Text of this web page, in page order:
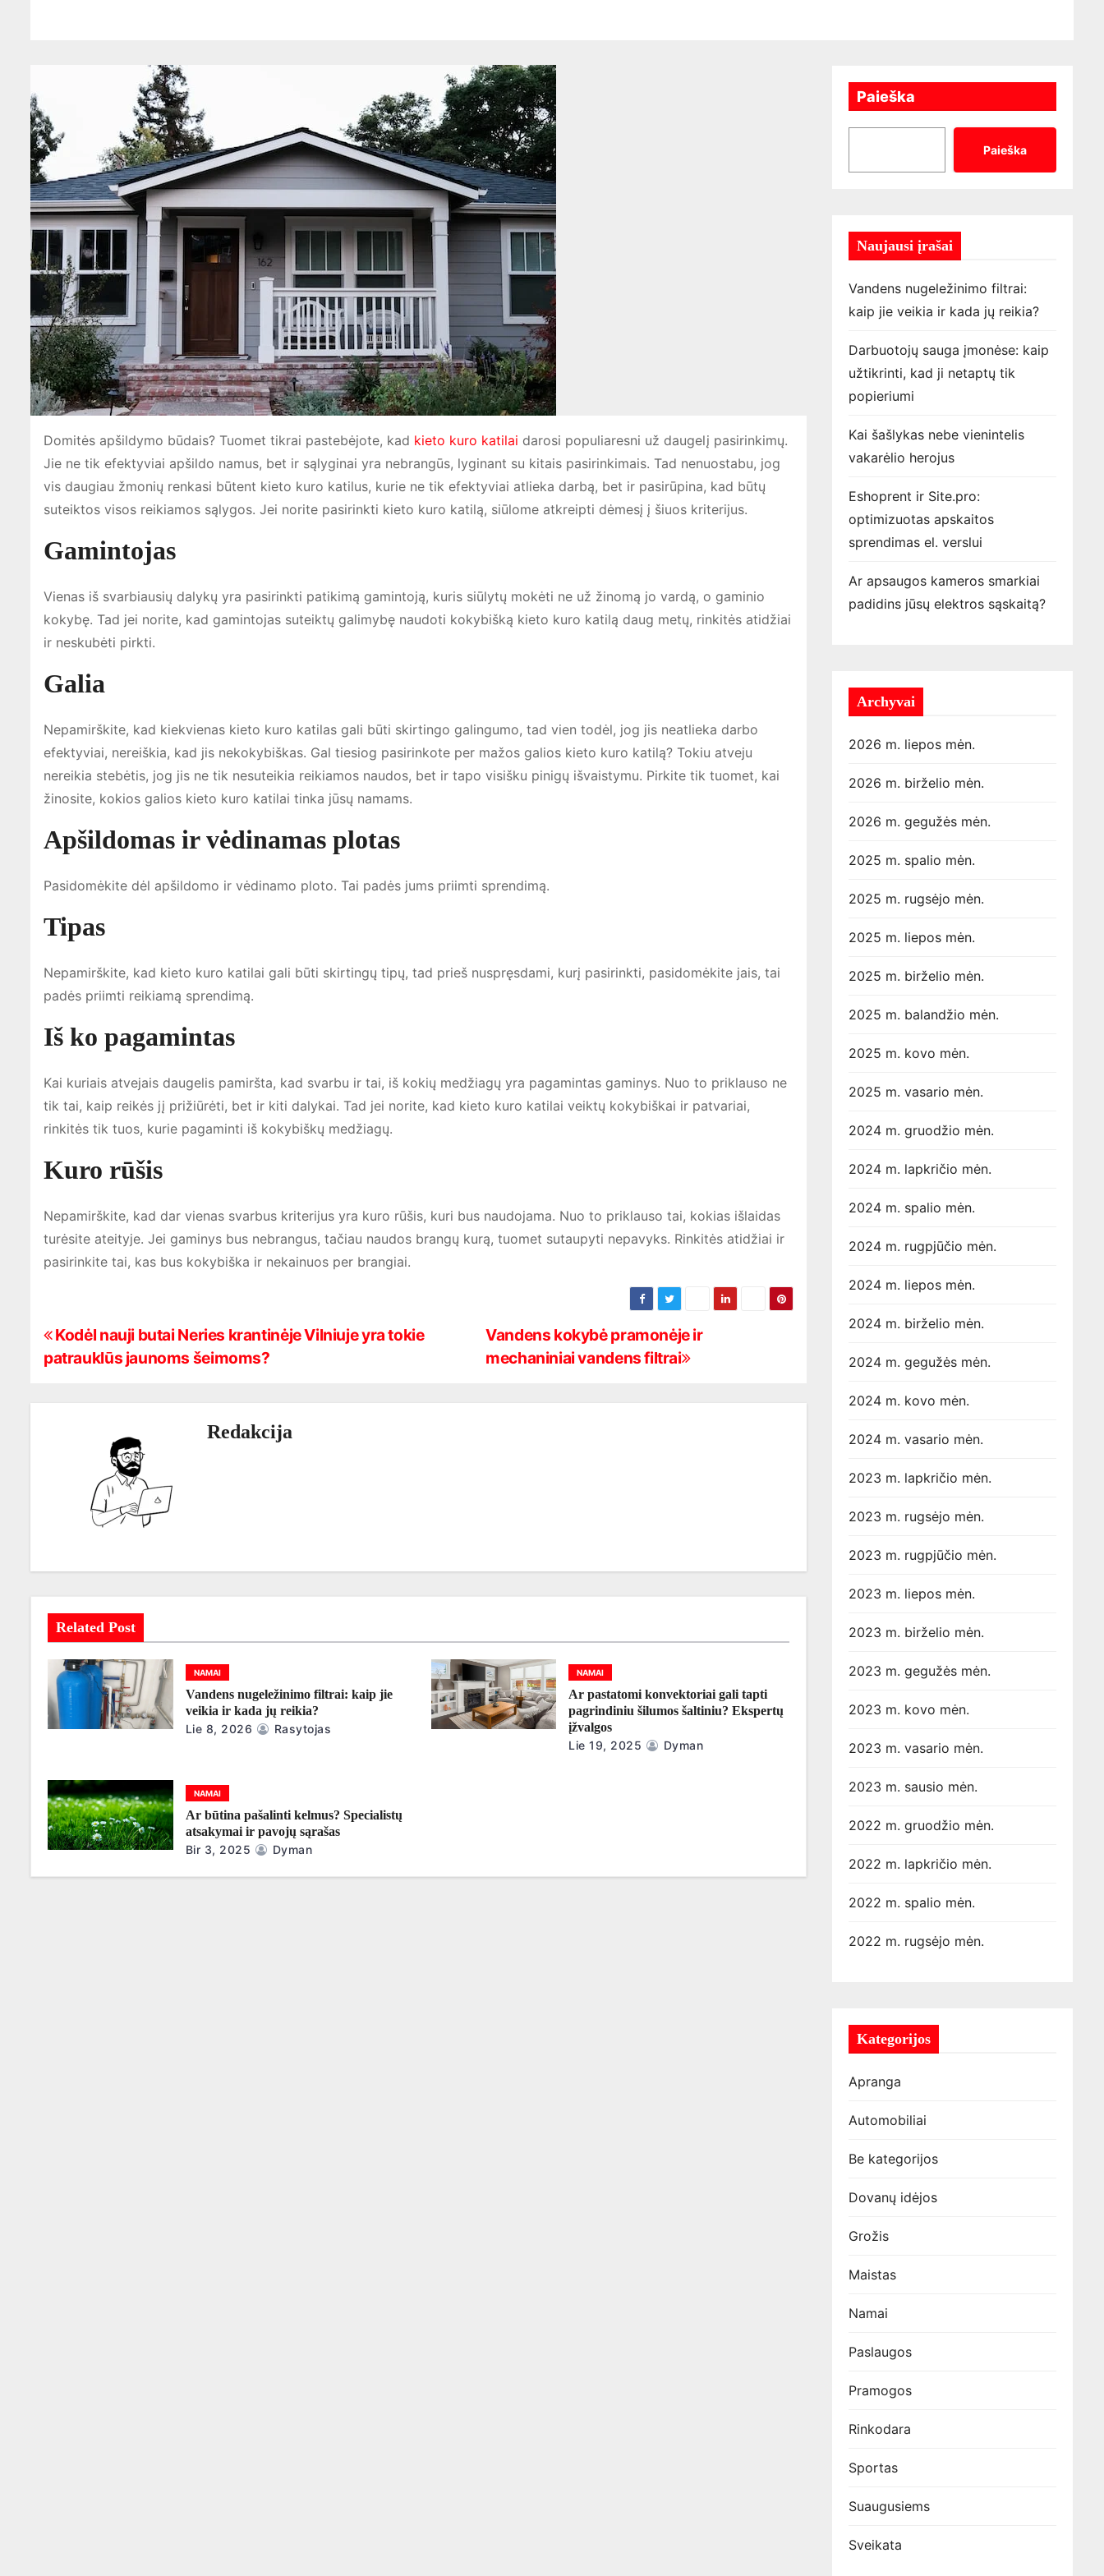
Domitės apšildymo būdais? Tuomet tikrai pastebėjote, kad kieto kuro katilai darosi populiaresni už daugelį pasirinkimų.
Jie ne tik efektyviai apšildo namus, bet ir sąlyginai yra nebrangūs, lyginant su kitais pasirinkimais. Tad nenuostabu, jog
vis daugiau žmonių renkasi būtent kieto kuro katilus, kurie ne tik efektyviai atlieka darbą, bet ir pasirūpina, kad būtų
suteiktos visos reikiamos sąlygos. Jei norite pasirinkti kieto kuro katilą, siūlome atkreipti dėmesį į šiuos kriterijus.
Gamintojas
Vienas iš svarbiausių dalykų yra pasirinkti patikimą gamintoją, kuris siūlytų mokėti ne už žinomą jo vardą, o gaminio
kokybę. Tad jei norite, kad gamintojas suteiktų galimybę naudoti kokybišką kieto kuro katilą daug metų, rinkitės atidžiai
ir neskubėti pirkti.
Galia
Nepamirškite, kad kiekvienas kieto kuro katilas gali būti skirtingo galingumo, tad vien todėl, jog jis neatlieka darbo
efektyviai, nereiškia, kad jis nekokybiškas. Gal tiesiog pasirinkote per mažos galios kieto kuro katilą? Tokiu atveju
nereikia stebėtis, jog jis ne tik nesuteikia reikiamos naudos, bet ir tapo visišku pinigų išvaistymu. Pirkite tik tuomet, kai
žinosite, kokios galios kieto kuro katilai tinka jūsų namams.
Apšildomas ir vėdinamas plotas
Pasidomėkite dėl apšildomo ir vėdinamo ploto. Tai padės jums priimti sprendimą.
Tipas
Nepamirškite, kad kieto kuro katilai gali būti skirtingų tipų, tad prieš nuspręsdami, kurį pasirinkti, pasidomėkite jais, tai
padės priimti reikiamą sprendimą.
Iš ko pagamintas
Kai kuriais atvejais daugelis pamiršta, kad svarbu ir tai, iš kokių medžiagų yra pagamintas gaminys. Nuo to priklauso ne
tik tai, kaip reikės jį prižiūrėti, bet ir kiti dalykai. Tad jei norite, kad kieto kuro katilai veiktų kokybiškai ir patvariai,
rinkitės tik tuos, kurie pagaminti iš kokybiškų medžiagų.
Kuro rūšis
Nepamirškite, kad dar vienas svarbus kriterijus yra kuro rūšis, kuri bus naudojama. Nuo to priklauso tai, kokias išlaidas
turėsite ateityje. Jei gaminys bus nebrangus, tačiau naudos brangų kurą, tuomet sutaupyti nepavyks. Rinkitės atidžiai ir
pasirinkite tai, kas bus kokybiška ir nekainuos per brangiai.
N
a
i
a
t
a
r
į
r
Vandens kokybė pramonėje ir
mechaniniai vandens filtrai
Kodėl nauji butai Neries krantinėje Vilniuje yra tokie
patrauklūs jaunoms šeimoms?
Redakcija
Related Post
NAMAI
Vandens nugeležinimo filtrai: kaip jie
veikia ir kada jų reikia?
Lie 8, 2026
Rasytojas
NAMAI
Ar pastatomi konvektoriai gali tapti
pagrindiniu šilumos šaltiniu? Ekspertų
įžvalgos
Lie 19, 2025
Dyman
NAMAI
Ar būtina pašalinti kelmus? Specialistų
atsakymai ir pavojų sąrašas
Bir 3, 2025
Dyman
Paieška
Paieška
Naujausi įrašai
Vandens nugeležinimo filtrai:
kaip jie veikia ir kada jų reikia?
Darbuotojų sauga įmonėse: kaip
užtikrinti, kad ji netaptų tik
popieriumi
Kai šašlykas nebe vienintelis
vakarėlio herojus
Eshoprent ir Site.pro:
optimizuotas apskaitos
sprendimas el. verslui
Ar apsaugos kameros smarkiai
padidins jūsų elektros sąskaitą?
Archyvai
2026 m. liepos mėn.
2026 m. birželio mėn.
2026 m. gegužės mėn.
2025 m. spalio mėn.
2025 m. rugsėjo mėn.
2025 m. liepos mėn.
2025 m. birželio mėn.
2025 m. balandžio mėn.
2025 m. kovo mėn.
2025 m. vasario mėn.
2024 m. gruodžio mėn.
2024 m. lapkričio mėn.
2024 m. spalio mėn.
2024 m. rugpjūčio mėn.
2024 m. liepos mėn.
2024 m. birželio mėn.
2024 m. gegužės mėn.
2024 m. kovo mėn.
2024 m. vasario mėn.
2023 m. lapkričio mėn.
2023 m. rugsėjo mėn.
2023 m. rugpjūčio mėn.
2023 m. liepos mėn.
2023 m. birželio mėn.
2023 m. gegužės mėn.
2023 m. kovo mėn.
2023 m. vasario mėn.
2023 m. sausio mėn.
2022 m. gruodžio mėn.
2022 m. lapkričio mėn.
2022 m. spalio mėn.
2022 m. rugsėjo mėn.
Kategorijos
Apranga
Automobiliai
Be kategorijos
Dovanų idėjos
Grožis
Maistas
Namai
Paslaugos
Pramogos
Rinkodara
Sportas
Suaugusiems
Sveikata